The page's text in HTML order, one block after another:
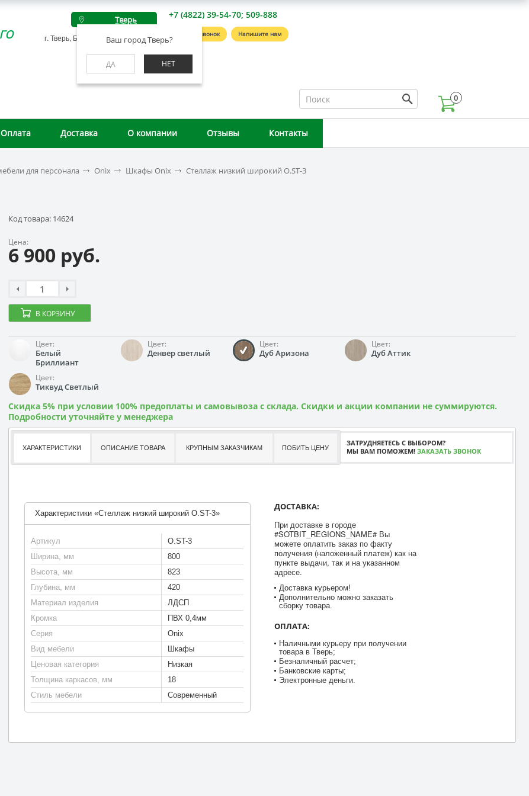
Тверь
Ваш город Тверь?
ДА НЕТ
г. Тверь, Беляковский пер., д. 46А
+7 (4822) 39-54-70; 509-888
Заказать звонок Напишите нам
0
Оплата Доставка О компании Отзывы Контакты
для персонала Onix Шкафы Onix Стеллаж низкий широкий O.ST-3
Код товара: 14624
Цена:
6 900 руб.
В КОРЗИНУ
Цвет:
Белый
Бриллиант
Цвет:
Денвер светлый
Цвет:
Дуб Аризона
Цвет:
Дуб Аттик
Цвет:
Тиквуд Светлый
Скидка 5% при условии 100% предоплаты и самовывоза с склада. Скидки и акции компании не суммируются.
Подробности уточняйте у менеджера
ХАРАКТЕРИСТИКИ ОПИСАНИЕ ТОВАРА КРУПНЫМ ЗАКАЗЧИКАМ ПОБИТЬ ЦЕНУ
ЗАТРУДНЯЕТЕСЬ С ВЫБОРОМ?
МЫ ВАМ ПОМОЖЕМ! ЗАКАЗАТЬ ЗВОНОК
Характеристики «Стеллаж низкий широкий O.ST-3»
Артикул
O.ST-3
Ширина, мм
800
Высота, мм
823
Глубина, мм
420
Материал изделия
ЛДСП
Кромка
ПВХ 0,4мм
Серия
Onix
Вид мебели
Шкафы
Ценовая категория
Низкая
Толщина каркасов, мм
18
Стиль мебели
Современный
ДОСТАВКА:
При доставке в городе
#SOTBIT_REGIONS_NAME# Вы
можете оплатить заказ по факту
получения (наложенный платеж) как на
пункте выдачи, так и на указанном
адресе.
Доставка курьером!
Дополнительно можно заказать
сборку товара.
ОПЛАТА:
Наличными курьеру при получении
товара в Тверь;
Безналичный расчет;
Банковские карты;
Электронные деньги.